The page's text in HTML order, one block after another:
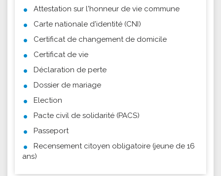
Attestation sur l'honneur de vie commune
Carte nationale d'identité (CNI)
Certificat de changement de domicile
Certificat de vie
Déclaration de perte
Dossier de mariage
Election
Pacte civil de solidarité (PACS)
Passeport
Recensement citoyen obligatoire (jeune de 16
ans)